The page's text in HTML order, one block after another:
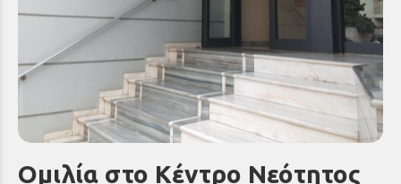
Ομιλία στο Κέντρο Νεότητος